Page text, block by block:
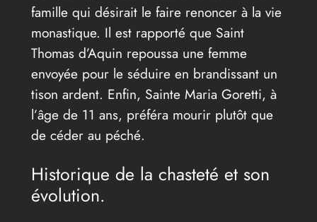
famille qui désirait le faire renoncer à la vie
monastique. Il est rapporté que Saint
Thomas d’Aquin repoussa une femme
envoyée pour le séduire en brandissant un
tison ardent. Enfin, Sainte Maria Goretti, à
l’âge de 11 ans, préféra mourir plutôt que
de céder au péché.
Historique de la chasteté et son
évolution.